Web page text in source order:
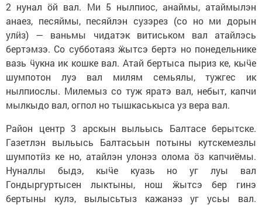
2 нунал ӧй вал. Ми 5 нылпиос, анаймы, атаймылэн
анаез, песяймы, песяйлэн сузэрез (со но ми дорын
улӥз) — ваньмы чидатэк витиськом вал атайлэсь
бертэмзэ. Со субботаяз ӝытсэ бертэ но понедельнике
вазь ӵукна ик кошке вал. Атай бертыса пыриз ке, кыӵе
шумпотон луэ вал милям семьялы, тужгес ик
нылпиослы. Милемыз со туж яратэ вал, небыт, капчи
мылкыдо вал, огпол но тышкаськыса уз вера вал.
Район центр 3 арскын выльысь Балтасе берытске.
Газетлэн выльысь Балтасьын потыны кутскемезлы
шумпотӥз ке но, атайлэн улонэз олома ӧз капчиёмы.
Нуналлы быдэ, кыӵе куазь но уг луы вал
Гондыргуртысен лыктыны, нош ӝытсэ бер гинэ
бертыны кулэ, вылысьтыз кажанэз уг усьы вал.